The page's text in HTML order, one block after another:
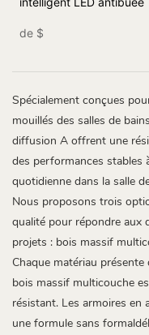
de $
Spécialement conçues
mouillés des salles de
diffusion A offrent une
des performances stables
quotidienne dans la salle
Nous proposons trois
qualité pour répondre aux
projets : bois massif
Chaque matériau
bois massif multicouche
résistant. Les armoires en
une formule sans